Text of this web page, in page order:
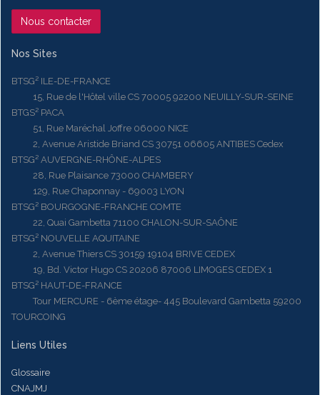
Nous contacter
Nos Sites
BTSG² ILE-DE-FRANCE
15, Rue de l'Hôtel ville CS 70005 92200 NEUILLY-SUR-SEINE
BTGS² PACA
51, Rue Maréchal Joffre 06000 NICE
2, Avenue Aristide Briand CS 30751 06605 ANTIBES Cedex
BTSG² AUVERGNE-RHÔNE-ALPES
28, Rue Plaisance 73000 CHAMBERY
129, Rue Chaponnay - 69003 LYON
BTSG² BOURGOGNE-FRANCHE COMTE
22, Quai Gambetta 71100 CHALON-SUR-SAÔNE
BTSG² NOUVELLE AQUITAINE
2, Avenue Thiers CS 30159 19104 BRIVE CEDEX
19, Bd. Victor Hugo CS 20206 87006 LIMOGES CEDEX 1
BTSG² HAUT-DE-FRANCE
Tour MERCURE - 6ème étage- 445 Boulevard Gambetta 59200
TOURCOING
Liens Utiles
Glossaire
CNAJMJ